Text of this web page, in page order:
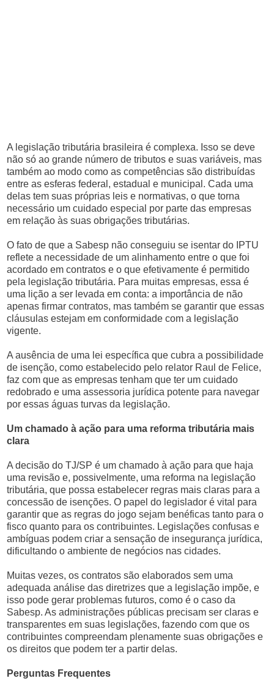
A legislação tributária brasileira é complexa. Isso se deve
não só ao grande número de tributos e suas variáveis, mas
também ao modo como as competências são distribuídas
entre as esferas federal, estadual e municipal. Cada uma
delas tem suas próprias leis e normativas, o que torna
necessário um cuidado especial por parte das empresas
em relação às suas obrigações tributárias.
O fato de que a Sabesp não conseguiu se isentar do IPTU
reflete a necessidade de um alinhamento entre o que foi
acordado em contratos e o que efetivamente é permitido
pela legislação tributária. Para muitas empresas, essa é
uma lição a ser levada em conta: a importância de não
apenas firmar contratos, mas também se garantir que essas
cláusulas estejam em conformidade com a legislação
vigente.
A ausência de uma lei específica que cubra a possibilidade
de isenção, como estabelecido pelo relator Raul de Felice,
faz com que as empresas tenham que ter um cuidado
redobrado e uma assessoria jurídica potente para navegar
por essas águas turvas da legislação.
Um chamado à ação para uma reforma tributária mais
clara
A decisão do TJ/SP é um chamado à ação para que haja
uma revisão e, possivelmente, uma reforma na legislação
tributária, que possa estabelecer regras mais claras para a
concessão de isenções. O papel do legislador é vital para
garantir que as regras do jogo sejam benéficas tanto para o
fisco quanto para os contribuintes. Legislações confusas e
ambíguas podem criar a sensação de insegurança jurídica,
dificultando o ambiente de negócios nas cidades.
Muitas vezes, os contratos são elaborados sem uma
adequada análise das diretrizes que a legislação impõe, e
isso pode gerar problemas futuros, como é o caso da
Sabesp. As administrações públicas precisam ser claras e
transparentes em suas legislações, fazendo com que os
contribuintes compreendam plenamente suas obrigações e
os direitos que podem ter a partir delas.
Perguntas Frequentes